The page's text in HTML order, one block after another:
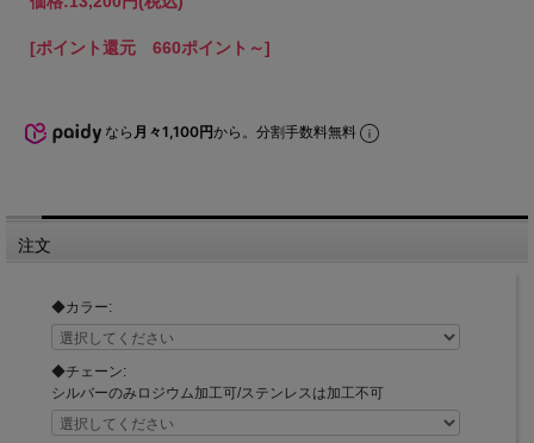
[ポイント還元 660ポイント～]
なら 月々1,100円から。分割手数料無料
注文
◆カラー:
◆チェーン:
シルバーのみロジウム加工可/ステンレスは加工不可